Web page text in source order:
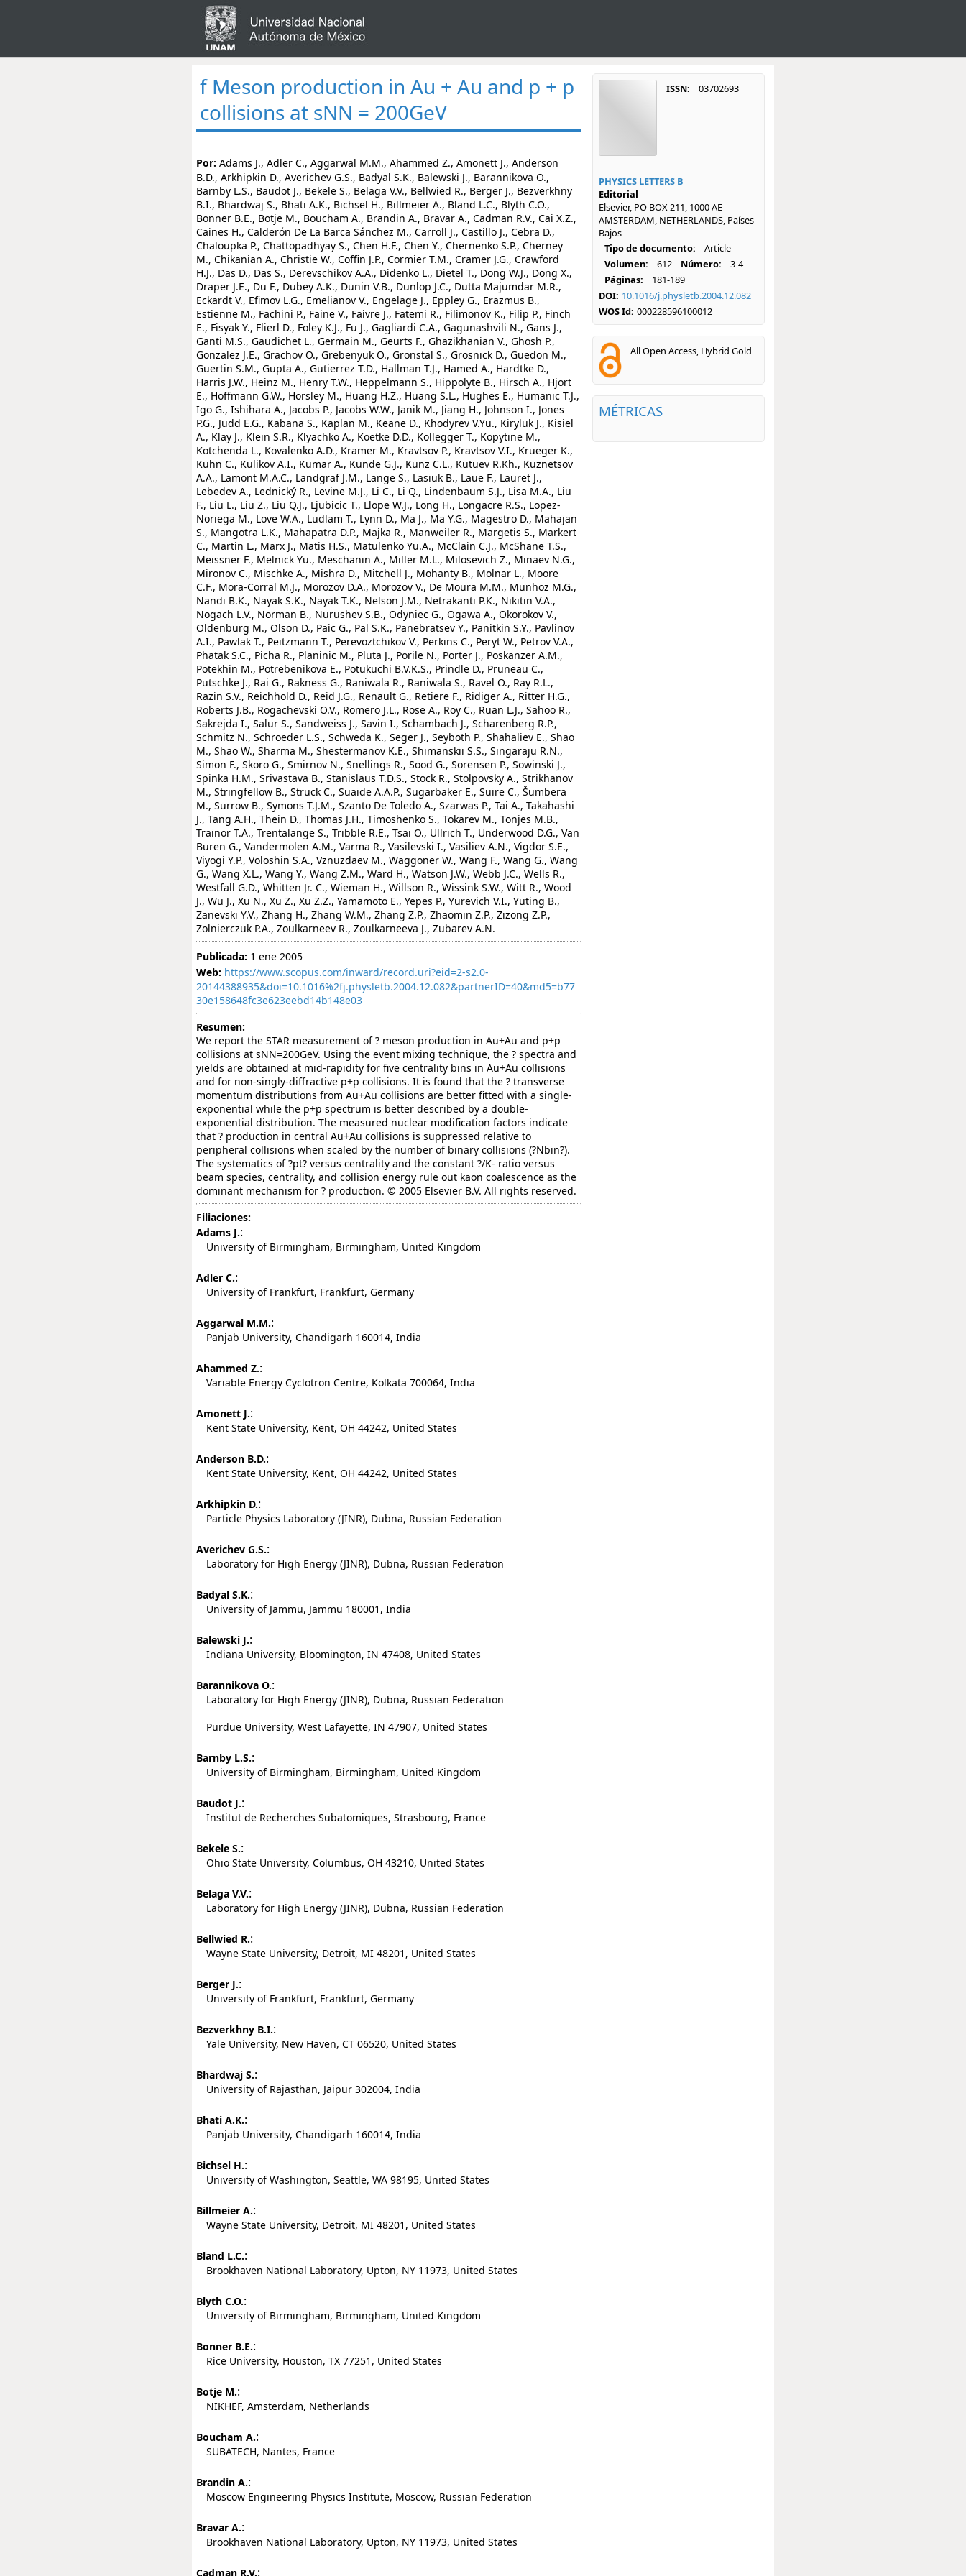
f Meson production in Au + Au and p + p
collisions at sNN = 200GeV
Por: Adams J., Adler C., Aggarwal M.M., Ahammed Z., Amonett J., Anderson
B.D., Arkhipkin D., Averichev G.S., Badyal S.K., Balewski J., Barannikova O.,
Barnby L.S., Baudot J., Bekele S., Belaga V.V., Bellwied R., Berger J., Bezverkhny
B.I., Bhardwaj S., Bhati A.K., Bichsel H., Billmeier A., Bland L.C., Blyth C.O.,
Bonner B.E., Botje M., Boucham A., Brandin A., Bravar A., Cadman R.V., Cai X.Z.,
Caines H., Calderón De La Barca Sánchez M., Carroll J., Castillo J., Cebra D.,
Chaloupka P., Chattopadhyay S., Chen H.F., Chen Y., Chernenko S.P., Cherney
M., Chikanian A., Christie W., Coffin J.P., Cormier T.M., Cramer J.G., Crawford
H.J., Das D., Das S., Derevschikov A.A., Didenko L., Dietel T., Dong W.J., Dong X.,
Draper J.E., Du F., Dubey A.K., Dunin V.B., Dunlop J.C., Dutta Majumdar M.R.,
Eckardt V., Efimov L.G., Emelianov V., Engelage J., Eppley G., Erazmus B.,
Estienne M., Fachini P., Faine V., Faivre J., Fatemi R., Filimonov K., Filip P., Finch
E., Fisyak Y., Flierl D., Foley K.J., Fu J., Gagliardi C.A., Gagunashvili N., Gans J.,
Ganti M.S., Gaudichet L., Germain M., Geurts F., Ghazikhanian V., Ghosh P.,
Gonzalez J.E., Grachov O., Grebenyuk O., Gronstal S., Grosnick D., Guedon M.,
Guertin S.M., Gupta A., Gutierrez T.D., Hallman T.J., Hamed A., Hardtke D.,
Harris J.W., Heinz M., Henry T.W., Heppelmann S., Hippolyte B., Hirsch A., Hjort
E., Hoffmann G.W., Horsley M., Huang H.Z., Huang S.L., Hughes E., Humanic T.J.,
Igo G., Ishihara A., Jacobs P., Jacobs W.W., Janik M., Jiang H., Johnson I., Jones
P.G., Judd E.G., Kabana S., Kaplan M., Keane D., Khodyrev V.Yu., Kiryluk J., Kisiel
A., Klay J., Klein S.R., Klyachko A., Koetke D.D., Kollegger T., Kopytine M.,
Kotchenda L., Kovalenko A.D., Kramer M., Kravtsov P., Kravtsov V.I., Krueger K.,
Kuhn C., Kulikov A.I., Kumar A., Kunde G.J., Kunz C.L., Kutuev R.Kh., Kuznetsov
A.A., Lamont M.A.C., Landgraf J.M., Lange S., Lasiuk B., Laue F., Lauret J.,
Lebedev A., Lednický R., Levine M.J., Li C., Li Q., Lindenbaum S.J., Lisa M.A., Liu
F., Liu L., Liu Z., Liu Q.J., Ljubicic T., Llope W.J., Long H., Longacre R.S., Lopez-
Noriega M., Love W.A., Ludlam T., Lynn D., Ma J., Ma Y.G., Magestro D., Mahajan
S., Mangotra L.K., Mahapatra D.P., Majka R., Manweiler R., Margetis S., Markert
C., Martin L., Marx J., Matis H.S., Matulenko Yu.A., McClain C.J., McShane T.S.,
Meissner F., Melnick Yu., Meschanin A., Miller M.L., Milosevich Z., Minaev N.G.,
Mironov C., Mischke A., Mishra D., Mitchell J., Mohanty B., Molnar L., Moore
C.F., Mora-Corral M.J., Morozov D.A., Morozov V., De Moura M.M., Munhoz M.G.,
Nandi B.K., Nayak S.K., Nayak T.K., Nelson J.M., Netrakanti P.K., Nikitin V.A.,
Nogach L.V., Norman B., Nurushev S.B., Odyniec G., Ogawa A., Okorokov V.,
Oldenburg M., Olson D., Paic G., Pal S.K., Panebratsev Y., Panitkin S.Y., Pavlinov
A.I., Pawlak T., Peitzmann T., Perevoztchikov V., Perkins C., Peryt W., Petrov V.A.,
Phatak S.C., Picha R., Planinic M., Pluta J., Porile N., Porter J., Poskanzer A.M.,
Potekhin M., Potrebenikova E., Potukuchi B.V.K.S., Prindle D., Pruneau C.,
Putschke J., Rai G., Rakness G., Raniwala R., Raniwala S., Ravel O., Ray R.L.,
Razin S.V., Reichhold D., Reid J.G., Renault G., Retiere F., Ridiger A., Ritter H.G.,
Roberts J.B., Rogachevski O.V., Romero J.L., Rose A., Roy C., Ruan L.J., Sahoo R.,
Sakrejda I., Salur S., Sandweiss J., Savin I., Schambach J., Scharenberg R.P.,
Schmitz N., Schroeder L.S., Schweda K., Seger J., Seyboth P., Shahaliev E., Shao
M., Shao W., Sharma M., Shestermanov K.E., Shimanskii S.S., Singaraju R.N.,
Simon F., Skoro G., Smirnov N., Snellings R., Sood G., Sorensen P., Sowinski J.,
Spinka H.M., Srivastava B., Stanislaus T.D.S., Stock R., Stolpovsky A., Strikhanov
M., Stringfellow B., Struck C., Suaide A.A.P., Sugarbaker E., Suire C., Šumbera
M., Surrow B., Symons T.J.M., Szanto De Toledo A., Szarwas P., Tai A., Takahashi
J., Tang A.H., Thein D., Thomas J.H., Timoshenko S., Tokarev M., Tonjes M.B.,
Trainor T.A., Trentalange S., Tribble R.E., Tsai O., Ullrich T., Underwood D.G., Van
Buren G., Vandermolen A.M., Varma R., Vasilevski I., Vasiliev A.N., Vigdor S.E.,
Viyogi Y.P., Voloshin S.A., Vznuzdaev M., Waggoner W., Wang F., Wang G., Wang
G., Wang X.L., Wang Y., Wang Z.M., Ward H., Watson J.W., Webb J.C., Wells R.,
Westfall G.D., Whitten Jr. C., Wieman H., Willson R., Wissink S.W., Witt R., Wood
J., Wu J., Xu N., Xu Z., Xu Z.Z., Yamamoto E., Yepes P., Yurevich V.I., Yuting B.,
Zanevski Y.V., Zhang H., Zhang W.M., Zhang Z.P., Zhaomin Z.P., Zizong Z.P.,
Zolnierczuk P.A., Zoulkarneev R., Zoulkarneeva J., Zubarev A.N.
Publicada: 1 ene 2005
Web: https://www.scopus.com/inward/record.uri?eid=2-s2.0-
20144388935&doi=10.1016%2fj.physletb.2004.12.082&partnerID=40&md5=b77
30e158648fc3e623eebd14b148e03
Resumen:
We report the STAR measurement of ? meson production in Au+Au and p+p
collisions at sNN=200GeV. Using the event mixing technique, the ? spectra and
yields are obtained at mid-rapidity for five centrality bins in Au+Au collisions
and for non-singly-diffractive p+p collisions. It is found that the ? transverse
momentum distributions from Au+Au collisions are better fitted with a single-
exponential while the p+p spectrum is better described by a double-
exponential distribution. The measured nuclear modification factors indicate
that ? production in central Au+Au collisions is suppressed relative to
peripheral collisions when scaled by the number of binary collisions (?Nbin?).
The systematics of ?pt? versus centrality and the constant ?/K- ratio versus
beam species, centrality, and collision energy rule out kaon coalescence as the
dominant mechanism for ? production. © 2005 Elsevier B.V. All rights reserved.
Filiaciones:
Adams J.:
University of Birmingham, Birmingham, United Kingdom
Adler C.:
University of Frankfurt, Frankfurt, Germany
Aggarwal M.M.:
Panjab University, Chandigarh 160014, India
Ahammed Z.:
Variable Energy Cyclotron Centre, Kolkata 700064, India
Amonett J.:
Kent State University, Kent, OH 44242, United States
Anderson B.D.:
Kent State University, Kent, OH 44242, United States
Arkhipkin D.:
Particle Physics Laboratory (JINR), Dubna, Russian Federation
Averichev G.S.:
Laboratory for High Energy (JINR), Dubna, Russian Federation
Badyal S.K.:
University of Jammu, Jammu 180001, India
Balewski J.:
Indiana University, Bloomington, IN 47408, United States
Barannikova O.:
Laboratory for High Energy (JINR), Dubna, Russian Federation
Purdue University, West Lafayette, IN 47907, United States
Barnby L.S.:
University of Birmingham, Birmingham, United Kingdom
Baudot J.:
Institut de Recherches Subatomiques, Strasbourg, France
Bekele S.:
Ohio State University, Columbus, OH 43210, United States
Belaga V.V.:
Laboratory for High Energy (JINR), Dubna, Russian Federation
Bellwied R.:
Wayne State University, Detroit, MI 48201, United States
Berger J.:
University of Frankfurt, Frankfurt, Germany
Bezverkhny B.I.:
Yale University, New Haven, CT 06520, United States
Bhardwaj S.:
University of Rajasthan, Jaipur 302004, India
Bhati A.K.:
Panjab University, Chandigarh 160014, India
Bichsel H.:
University of Washington, Seattle, WA 98195, United States
Billmeier A.:
Wayne State University, Detroit, MI 48201, United States
Bland L.C.:
Brookhaven National Laboratory, Upton, NY 11973, United States
Blyth C.O.:
University of Birmingham, Birmingham, United Kingdom
Bonner B.E.:
Rice University, Houston, TX 77251, United States
Botje M.:
NIKHEF, Amsterdam, Netherlands
Boucham A.:
SUBATECH, Nantes, France
Brandin A.:
Moscow Engineering Physics Institute, Moscow, Russian Federation
Bravar A.:
Brookhaven National Laboratory, Upton, NY 11973, United States
Cadman R.V.:
ISSN: 03702693
PHYSICS LETTERS B
Editorial
Elsevier, PO BOX 211, 1000 AE
AMSTERDAM, NETHERLANDS, Países
Bajos
Tipo de documento:
Article
Volumen:
612 Número:
3-4
Páginas:
181-189
DOI: 10.1016/j.physletb.2004.12.082
WOS Id: 000228596100012
All Open Access, Hybrid Gold
MÉTRICAS